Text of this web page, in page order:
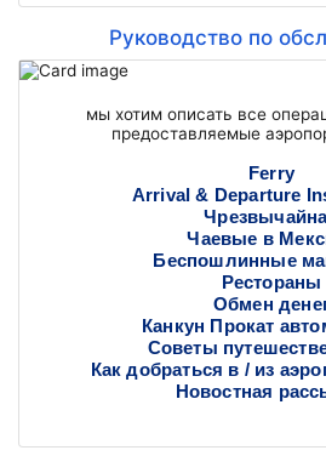
Руководство по
мы хотим описать все
предоставляемые
Ferry
Arrival & Departure
Чаевые в
Беспошлинные
Рестораны
Обмен
Канкун Прокат
Советы
Как добраться в / из
Новостная